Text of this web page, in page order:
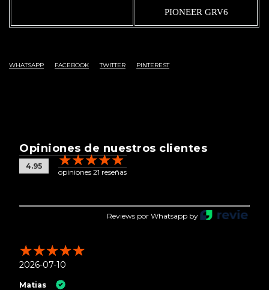
PIONEER GRV6
WHATSAPP FACEBOOK TWITTER PINTEREST
Opiniones de nuestros clientes
4.95
opiniones 21 reseñas
Reviews por Whatsapp by
2026-07-10
Matias